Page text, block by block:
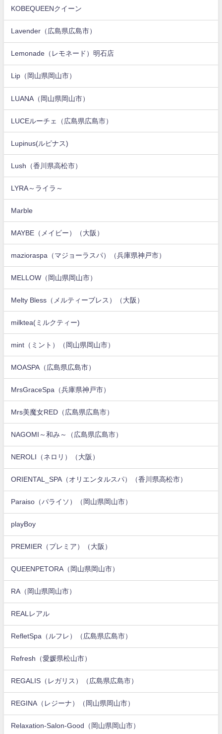
KOBEQUEENクイーン
Lavender（広島県広島市）
Lemonade（レモネード）明石店
Lip（岡山県岡山市）
LUANA（岡山県岡山市）
LUCEルーチェ（広島県広島市）
Lupinus(ルピナス)
Lush（香川県高松市）
LYRA～ライラ～
Marble
MAYBE（メイビー）（大阪）
mazioraspa（マジョーラスパ）（兵庫県神戸市）
MELLOW（岡山県岡山市）
Melty Bless（メルティーブレス）（大阪）
milktea(ミルクティー)
mint（ミント）（岡山県岡山市）
MOASPA（広島県広島市）
MrsGraceSpa（兵庫県神戸市）
Mrs美魔女RED（広島県広島市）
NAGOMI～和み～（広島県広島市）
NEROLI（ネロリ）（大阪）
ORIENTAL_SPA（オリエンタルスパ）（香川県高松市）
Paraiso（パライソ）（岡山県岡山市）
playBoy
PREMIER（プレミア）（大阪）
QUEENPETORA（岡山県岡山市）
RA（岡山県岡山市）
REALレアル
RefletSpa（ルフレ）（広島県広島市）
Refresh（愛媛県松山市）
REGALIS（レガリス）（広島県広島市）
REGINA（レジーナ）（岡山県岡山市）
Relaxation-Salon-Good（岡山県岡山市）